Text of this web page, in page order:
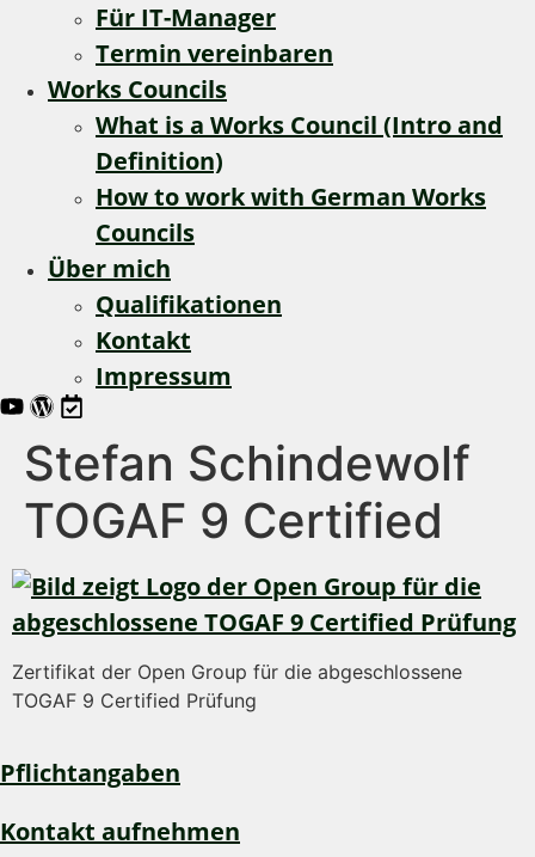
Für IT-Manager
Termin vereinbaren
Works Councils
What is a Works Council (Intro and
Definition)
How to work with German Works
Councils
Über mich
Qualifikationen
Kontakt
Impressum
Stefan Schindewolf
TOGAF 9 Certified
Zertifikat der Open Group für die abgeschlossene
TOGAF 9 Certified Prüfung
Pflichtangaben
Kontakt aufnehmen